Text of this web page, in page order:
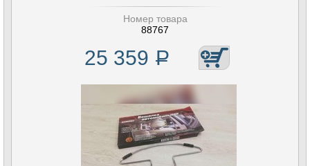
Номер товара
88767
25 359 Р